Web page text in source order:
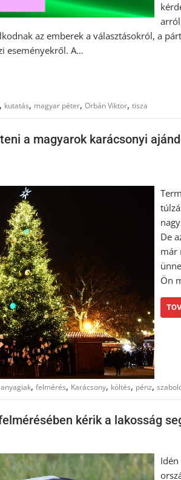
az emberek a választásokról, a
eseményekről. A…
, kutatás, magyar péter, Orbán Viktor, tisza
a magyarok karácsonyi
De
már
Ön
anyagiak, felmérés, Karácsony, költés, pénz,
kérik a lakosság